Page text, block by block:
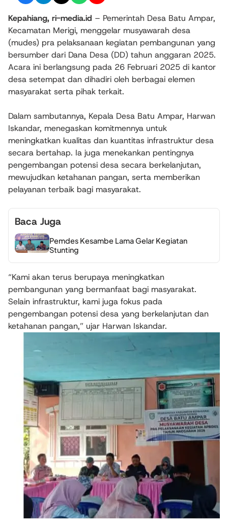
Kepahiang, ri-media.id – Pemerintah Desa Batu Ampar,
Kecamatan Merigi, menggelar musyawarah desa
(mudes) pra pelaksanaan kegiatan pembangunan yang
bersumber dari Dana Desa (DD) tahun anggaran 2025.
Acara ini berlangsung pada 26 Februari 2025 di kantor
desa setempat dan dihadiri oleh berbagai elemen
masyarakat serta pihak terkait.
Dalam sambutannya, Kepala Desa Batu Ampar, Harwan
Iskandar, menegaskan komitmennya untuk
meningkatkan kualitas dan kuantitas infrastruktur desa
secara bertahap. Ia juga menekankan pentingnya
pengembangan potensi desa secara berkelanjutan,
mewujudkan ketahanan pangan, serta memberikan
pelayanan terbaik bagi masyarakat.
Baca Juga
Pemdes Kesambe Lama Gelar Kegiatan
Stunting
“Kami akan terus berupaya meningkatkan
pembangunan yang bermanfaat bagi masyarakat.
Selain infrastruktur, kami juga fokus pada
pengembangan potensi desa yang berkelanjutan dan
ketahanan pangan,” ujar Harwan Iskandar.